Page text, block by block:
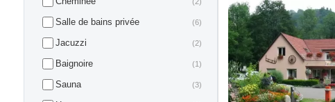
Salle de bains privée (6)
Jacuzzi (2)
Baignoire (1)
Sauna (3)